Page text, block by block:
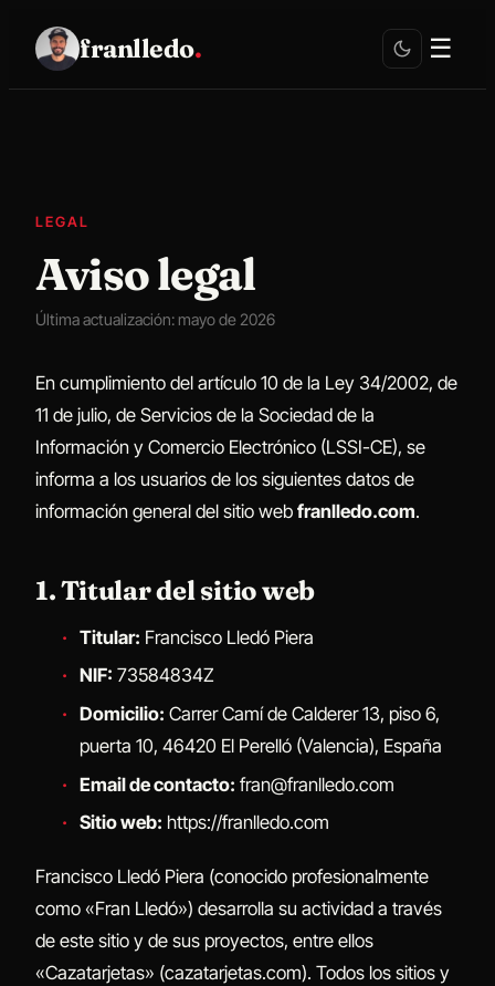
franlledo. ☰
LEGAL
Aviso legal
Última actualización: mayo de 2026
En cumplimiento del artículo 10 de la Ley 34/2002, de
11 de julio, de Servicios de la Sociedad de la
Información y Comercio Electrónico (LSSI-CE), se
informa a los usuarios de los siguientes datos de
información general del sitio web franlledo.com.
1. Titular del sitio web
Titular: Francisco Lledó Piera
NIF: 73584834Z
Domicilio: Carrer Camí de Calderer 13, piso 6,
puerta 10, 46420 El Perelló (Valencia), España
Email de contacto: fran@franlledo.com
Sitio web: https://franlledo.com
Francisco Lledó Piera (conocido profesionalmente
como «Fran Lledó») desarrolla su actividad a través
de este sitio y de sus proyectos, entre ellos
«Cazatarjetas» (cazatarjetas.com). Todos los sitios y